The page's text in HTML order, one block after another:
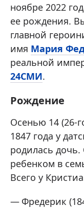
ноябре 2022
ее рождения.
главной
имя Мария
реальной
24СМИ.
Рождение
Осенью 14 (26-
1847 года у
родилась
ребенком в
Всего у
Фредерик